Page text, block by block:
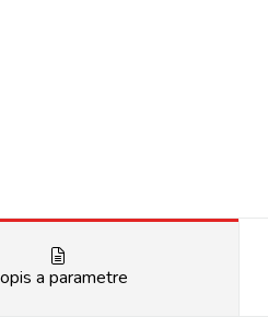
a parametre